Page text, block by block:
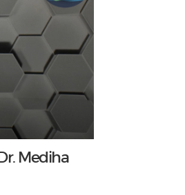
Mediha